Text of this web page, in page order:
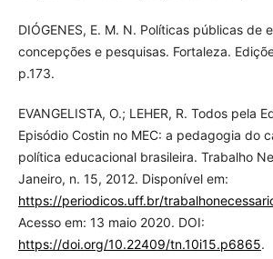
DIÓGENES, E. M. N. Políticas públicas de
concepções e pesquisas. Fortaleza.
p.173.
EVANGELISTA, O.; LEHER, R. Todos pela
Episódio Costin no MEC: a pedagogia do
política educacional brasileira. Trabalho
Janeiro, n. 15, 2012. Disponível em:
https://periodicos.uff.br/
Acesso em: 13 maio 2020. DOI:
https://doi.org/10.22409/tn.10i15.p6865.